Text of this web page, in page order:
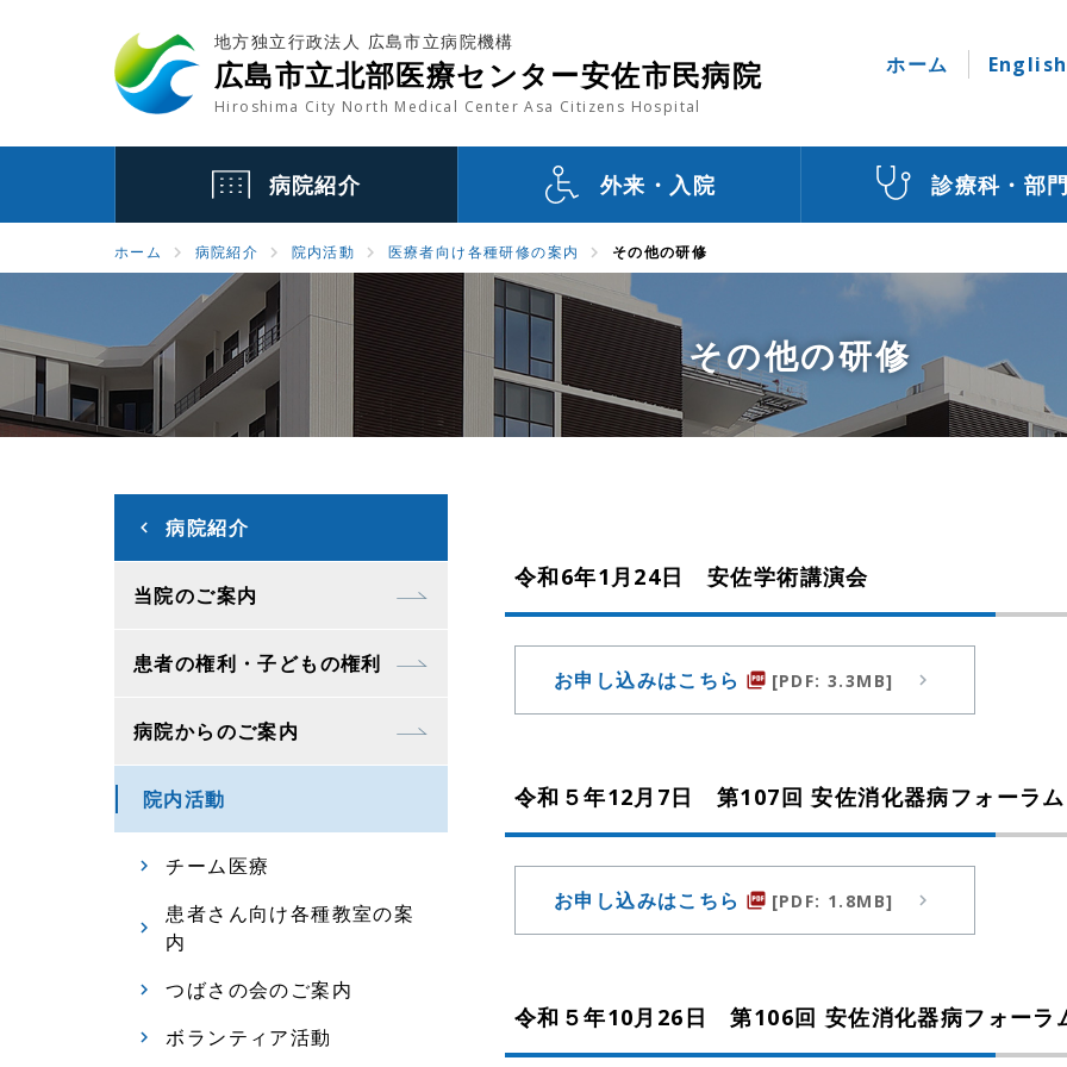
地方独立行政法人 広島市立病院機構
広島市立北部医療センター安佐市民病院
Hiroshima City North Medical Center Asa Citizens Hospital
ホーム English
病院紹介 外来・入院 診療科・部
ホーム 病院紹介 院内活動 医療者向け各種研修の案内 その他の研修
その他の研修
病院紹介
当院のご案内
患者の権利・子どもの権利
病院からのご案内
院内活動
チーム医療
患者さん向け各種教室の案
内
つばさの会のご案内
ボランティア活動
令和6年1月24日 安佐学術講演会
お申し込みはこちら picture_as_pdf [PDF: 3.3MB]
令和５年12月7日 第107回 安佐消化器病フォーラム
お申し込みはこちら picture_as_pdf [PDF: 1.8MB]
令和５年10月26日 第106回 安佐消化器病フォーラ